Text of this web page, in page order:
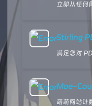
立即从任何
Stirling
满足您对
Moe-
萌萌网站计